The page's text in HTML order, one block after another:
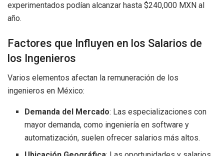
experimentados podían alcanzar hasta $240,000 MXN al
año.
Factores que Influyen en los Salarios de
los Ingenieros
Varios elementos afectan la remuneración de los
ingenieros en México:
Demanda del Mercado: Las especializaciones con
mayor demanda, como ingeniería en software y
automatización, suelen ofrecer salarios más altos.